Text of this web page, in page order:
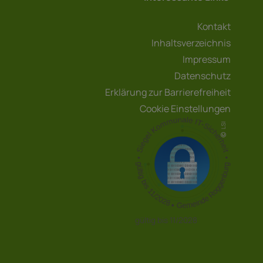
Kontakt
Inhaltsverzeichnis
Impressum
Datenschutz
Erklärung zur Barrierefreiheit
Cookie Einstellungen
LSI
gültig bis 11/2028